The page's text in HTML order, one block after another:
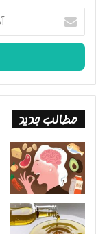
آدرس
ایمیل
خود
وارد
کنید
مطالب جدید